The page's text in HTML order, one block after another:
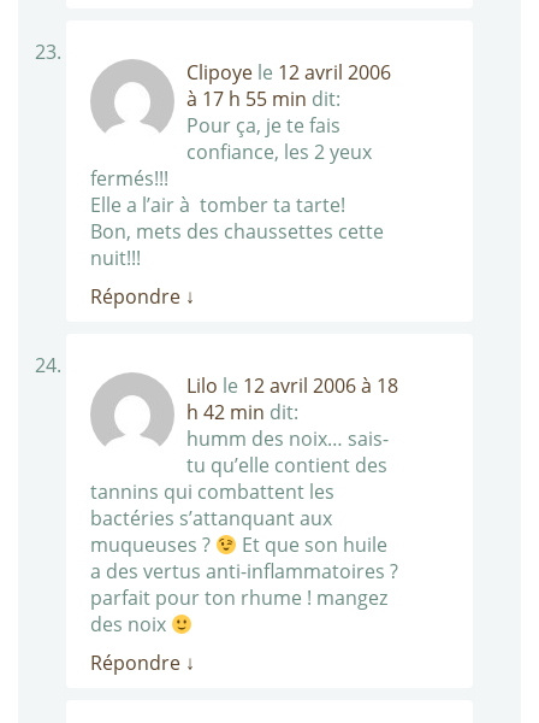
Clipoye le 12 avril 2006
à 17 h 55 min dit:
Pour ça, je te fais
confiance, les 2 yeux
fermés!!!
Elle a l’air à tomber ta tarte!
Bon, mets des chaussettes cette
nuit!!!
Répondre ↓
Lilo le 12 avril 2006 à 18
h 42 min dit:
humm des noix… sais-
tu qu’elle contient des
tannins qui combattent les
bactéries s’attanquant aux
muqueuses ?
Et que son huile
a des vertus anti-inflammatoires ?
parfait pour ton rhume ! mangez
des noix
Répondre ↓